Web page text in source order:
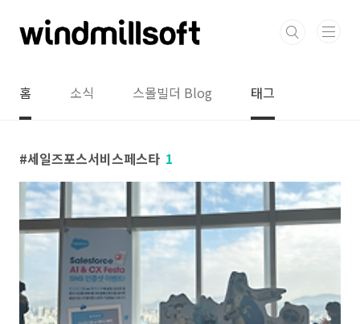
홈 소식 스몰빌더 Blog 태그
세일즈포스서비스페스타 1